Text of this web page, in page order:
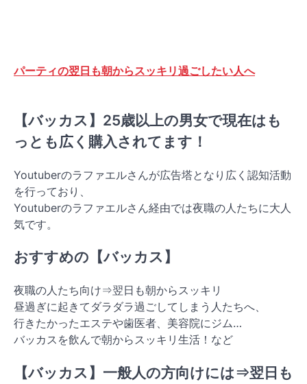
パーティの翌日も朝からスッキリ過ごしたい人へ
【バッカス】25歳以上の男女で現在はも
っとも広く購入されてます！
Youtuberのラファエルさんが広告塔となり広く認知活動
を行っており、
Youtuberのラファエルさん経由では夜職の人たちに大人
気です。
おすすめの【バッカス】
夜職の人たち向け⇒翌日も朝からスッキリ
昼過ぎに起きてダラダラ過ごしてしまう人たちへ、
行きたかったエステや歯医者、美容院にジム…
バッカスを飲んで朝からスッキリ生活！など
【バッカス】一般人の方向けには⇒翌日も